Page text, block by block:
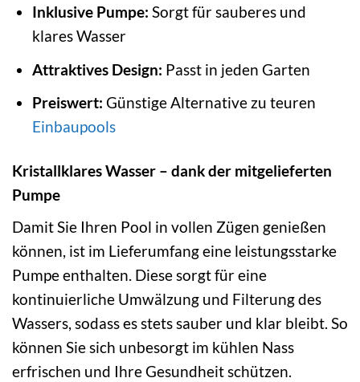
Inklusive Pumpe: Sorgt für sauberes und
klares Wasser
Attraktives Design: Passt in jeden Garten
Preiswert: Günstige Alternative zu teuren
Einbaupools
Kristallklares Wasser – dank der mitgelieferten
Pumpe
Damit Sie Ihren Pool in vollen Zügen genießen
können, ist im Lieferumfang eine leistungsstarke
Pumpe enthalten. Diese sorgt für eine
kontinuierliche Umwälzung und Filterung des
Wassers, sodass es stets sauber und klar bleibt. So
können Sie sich unbesorgt im kühlen Nass
erfrischen und Ihre Gesundheit schützen.